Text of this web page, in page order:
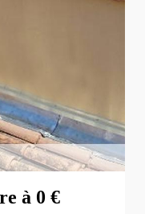
à 0 €